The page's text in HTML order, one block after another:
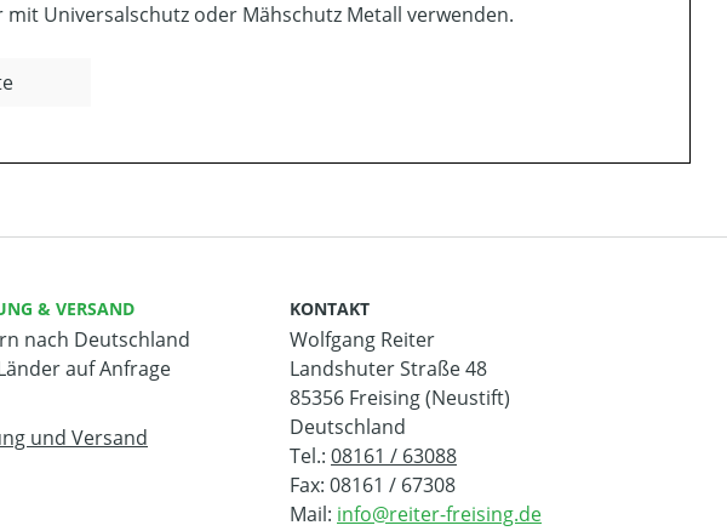
Universalschutz oder Mähschutz Metall verwenden.
& VERSAND
nach Deutschland
auf Anfrage
und Versand
KONTAKT
Wolfgang Reiter
Landshuter Straße 48
85356 Freising (Neustift)
Deutschland
Tel.: 08161 / 63088
Fax: 08161 / 67308
Mail: